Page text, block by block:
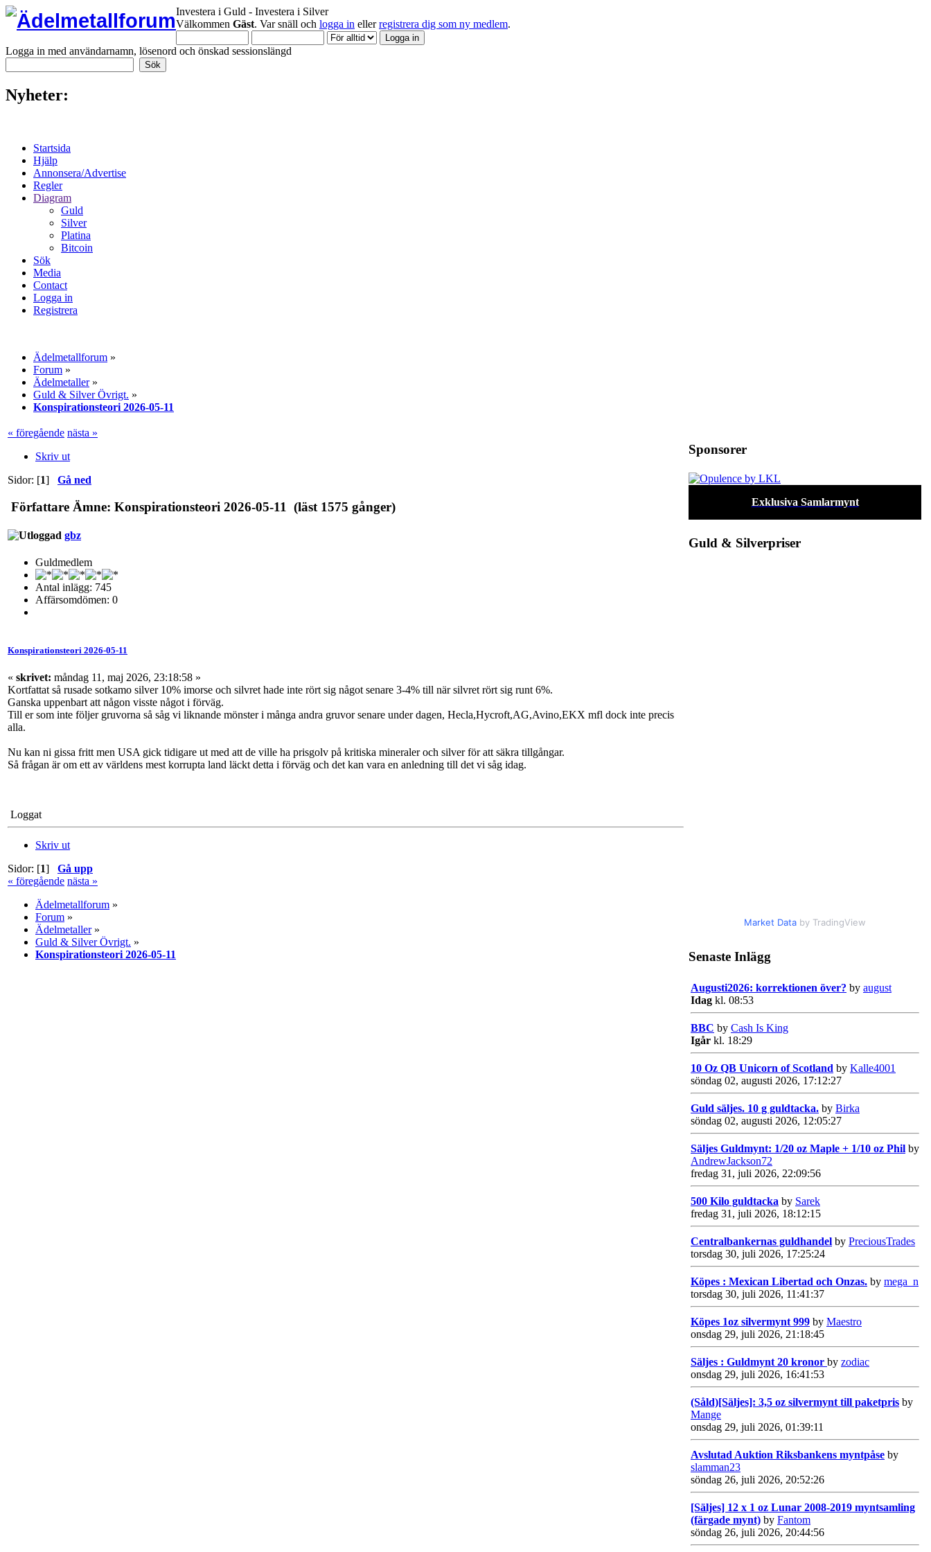
Investera i Guld - Investera i Silver
Välkommen Gäst. Var snäll och logga in ellerregistrera dig som ny medlem.
Logga in med användarnamn, lösenord och önskad sessionslängd
Nyheter:
Startsida
Hjälp
Annonsera/Advertise
Regler
Diagram
Guld
Silver
Platina
Bitcoin
Sök
Media
Contact
Logga in
Registrera
Ädelmetallforum »
Forum »
Ädelmetaller»
Guld & Silver Övrigt. »
Konspirationsteori 2026-05-11
« föregående nästa »
Skriv ut
Sidor: [1] Gå ned
Författare Ämne: Konspirationsteori 2026-05-11 (läst 1575 gånger)
gbz
Guldmedlem
Antal inlägg: 745
Affärsomdömen: 0
Konspirationsteori 2026-05-11
« skrivet: måndag 11, maj 2026, 23:18:58 »
Kortfattat så rusade sotkamo silver 10% imorse och silvret hade inte rört sig något senare 3-4% till när silvret rört sig runt 6%.
Ganska uppenbart att någon visste något i förväg.
Till er som inte följer gruvorna så såg vi liknande mönster i många andra gruvor senare under dagen, Hecla,Hycroft,AG,Avino,EKX mfl dock inte precis
alla.
Nu kan ni gissa fritt men USA gick tidigare ut med att de ville ha prisgolv på kritiska mineraler och silver för att säkra tillgångar.
Så frågan är om ett av världens mest korrupta land läckt detta i förväg och det kan vara en anledning till det vi såg idag.
Loggat
Skriv ut
Sidor: [1] Gå upp
« föregående nästa »
Ädelmetallforum »
Forum »
Ädelmetaller»
Guld & Silver Övrigt. »
Konspirationsteori 2026-05-11
Sponsorer
Exklusiva Samlarmynt
Guld & Silverpriser
Market Data by TradingView
Senaste Inlägg
Augusti2026: korrektionen över? by august
Idag kl. 08:53
BBC by Cash Is King
Igår kl. 18:29
10 Oz QB Unicorn of Scotland by Kalle4001
söndag 02, augusti 2026, 17:12:27
Guld säljes. 10 g guldtacka. by Birka
söndag 02, augusti 2026, 12:05:27
Säljes Guldmynt: 1/20 oz Maple + 1/10 oz Phil by
AndrewJackson72
fredag 31, juli 2026, 22:09:56
500 Kilo guldtacka by Sarek
fredag 31, juli 2026, 18:12:15
Centralbankernas guldhandel by PreciousTrades
torsdag 30, juli 2026, 17:25:24
Köpes : Mexican Libertad och Onzas. by mega_n
torsdag 30, juli 2026, 11:41:37
Köpes 1oz silvermynt 999 by Maestro
onsdag 29, juli 2026, 21:18:45
Säljes : Guldmynt 20 kronor by zodiac
onsdag 29, juli 2026, 16:41:53
(Såld)[Säljes]: 3,5 oz silvermynt till paketpris by
Mange
onsdag 29, juli 2026, 01:39:11
Avslutad Auktion Riksbankens myntpåse by
slamman23
söndag 26, juli 2026, 20:52:26
[Säljes] 12 x 1 oz Lunar 2008-2019 myntsamling
(färgade mynt) by Fantom
söndag 26, juli 2026, 20:44:56